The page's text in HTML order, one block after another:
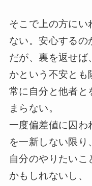
そこで上の方にい
ない。安心するの
だが、裏を返せば
かという不安とも
常に自分と他者と
まらない。
一度偏差値に囚わ
を一新しない限り
自分のやりたいこ
かもしれないし、